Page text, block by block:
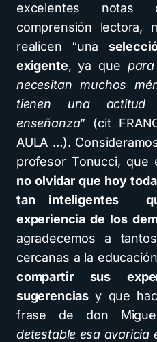
excelentes notas
comprensión lectora,
realicen “una
exigente, ya que
necesitan muchos
tienen una
enseñanza” (cit
AULA …).
profesor Tonucci, que
no olvidar que hoy
tan inteligentes
experiencia de los
agradecemos a
cercanas a la
compartir sus
sugerencias y que
frase de don
detestable esa avaricia